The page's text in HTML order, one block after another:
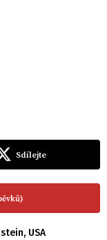
Sdílejte
, USA